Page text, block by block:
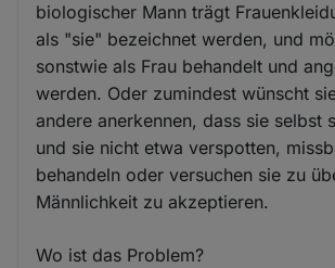
biologischer Mann trägt
als "sie" bezeichnet werden, und
sonstwie als Frau behandelt und
werden. Oder zumindest wünscht
andere anerkennen, dass sie selbst
und sie nicht etwa verspotten,
behandeln oder versuchen sie zu
Männlichkeit zu akzeptieren.
Wo ist das Problem?